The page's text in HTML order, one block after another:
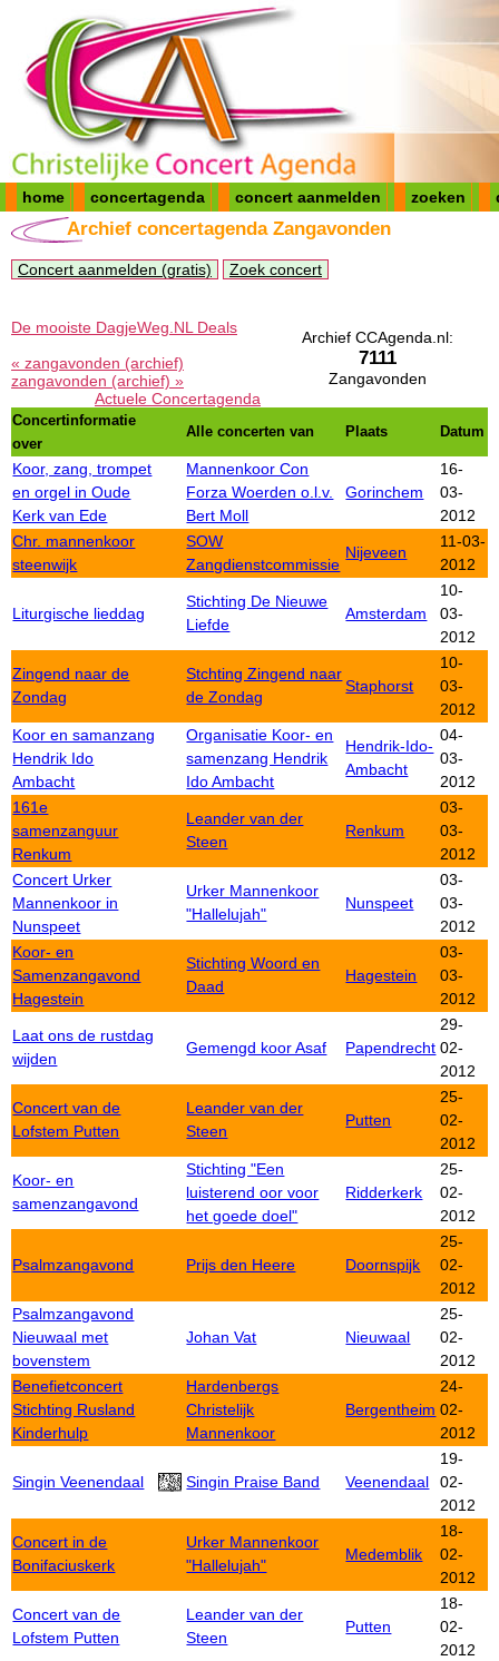
home concertagenda concert aanmelden zoeken
Archief concertagenda Zangavonden
Concert aanmelden (gratis) Zoek concert
Archief CCAgenda.nl:
7111
Zangavonden
De mooiste DagjeWeg.NL Deals
« zangavonden (archief)
zangavonden (archief) »
Actuele Concertagenda
Concertinformatie
over
Alle concerten van Plaats Datum
Koor, zang, trompet
en orgel in Oude
Kerk van Ede
Mannenkoor Con
Forza Woerden o.l.v.
Bert Moll
Gorinchem
16-
03-
2012
Chr. mannenkoor
steenwijk
SOW
Zangdienstcommissie
Nijeveen
11-03-
2012
Liturgische lieddag
Stichting De Nieuwe
Liefde
Amsterdam
10-
03-
2012
Zingend naar de
Zondag
Stchting Zingend naar
de Zondag
Staphorst
10-
03-
2012
Koor en samanzang
Hendrik Ido
Ambacht
Organisatie Koor- en
samenzang Hendrik
Ido Ambacht
Hendrik-Ido-
Ambacht
04-
03-
2012
161e
samenzanguur
Renkum
Leander van der
Steen
Renkum
03-
03-
2012
Concert Urker
Mannenkoor in
Nunspeet
Urker Mannenkoor
"Hallelujah"
Nunspeet
03-
03-
2012
Koor- en
Samenzangavond
Hagestein
Stichting Woord en
Daad
Hagestein
03-
03-
2012
Laat ons de rustdag
wijden
Gemengd koor Asaf Papendrecht
29-
02-
2012
Concert van de
Lofstem Putten
Leander van der
Steen
Putten
25-
02-
2012
Koor- en
samenzangavond
Stichting "Een
luisterend oor voor
het goede doel"
Ridderkerk
25-
02-
2012
Psalmzangavond Prijs den Heere Doornspijk
25-
02-
2012
Psalmzangavond
Nieuwaal met
bovenstem
Johan Vat Nieuwaal
25-
02-
2012
Benefietconcert
Stichting Rusland
Kinderhulp
Hardenbergs
Christelijk
Mannenkoor
Bergentheim
24-
02-
2012
Singin Veenendaal Singin Praise Band Veenendaal
19-
02-
2012
Concert in de
Bonifaciuskerk
Urker Mannenkoor
"Hallelujah"
Medemblik
18-
02-
2012
Concert van de
Lofstem Putten
Leander van der
Steen
Putten
18-
02-
2012